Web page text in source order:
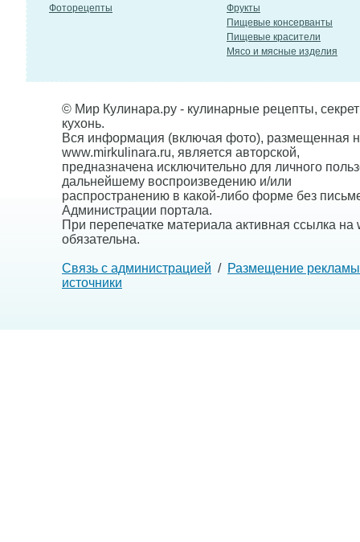
Фоторецепты
Фрукты
Пищевые консерванты
Пищевые красители
Мясо и мясные изделия
© Мир Кулинара.ру - кулинарные рецепты,
кухонь.
Вся информация (включая фото), размещенная
www.mirkulinara.ru, является авторской,
предназначена исключительно для личного
дальнейшему воспроизведению и/или
распространению в какой-либо форме без
Администрации портала.
При перепечатке материала активная ссылка на
обязательна.
Связь с администрацией / Размещение рекламы
источники